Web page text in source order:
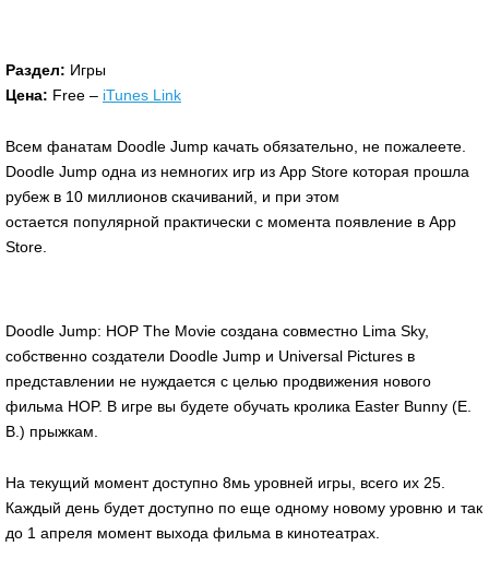
Раздел: Игры
Цена: Free – iTunes Link
Всем фанатам Doodle Jump качать обязательно, не пожалеете.
Doodle Jump одна из немногих игр из App Store которая прошла
рубеж в 10 миллионов скачиваний, и при этом
остается популярной практически с момента появление в App
Store.
Doodle Jump: HOP The Movie создана совместно Lima Sky,
собственно создатели Doodle Jump и Universal Pictures в
представлении не нуждается с целью продвижения нового
фильма HOP. В игре вы будете обучать кролика Easter Bunny (E.
B.) прыжкам.
На текущий момент доступно 8мь уровней игры, всего их 25.
Каждый день будет доступно по еще одному новому уровню и так
до 1 апреля момент выхода фильма в кинотеатрах.